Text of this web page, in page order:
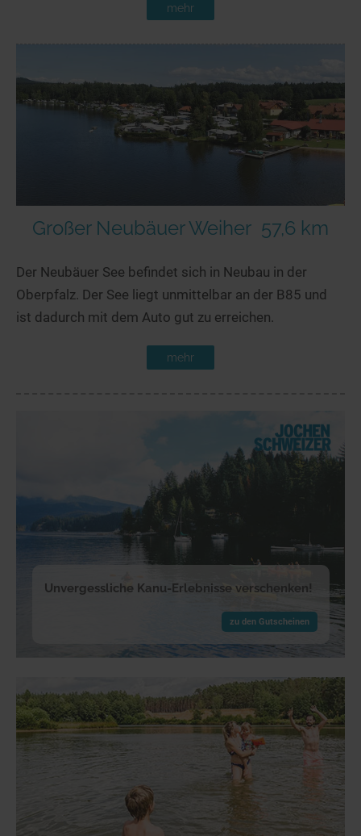
mehr
Großer Neubäuer Weiher 57,6 km
Der Neubäuer See befindet sich in Neubau in der
Oberpfalz. Der See liegt unmittelbar an der B85 und
ist dadurch mit dem Auto gut zu erreichen.
mehr
Unvergessliche Kanu-Erlebnisse verschenken!
zu den Gutscheinen